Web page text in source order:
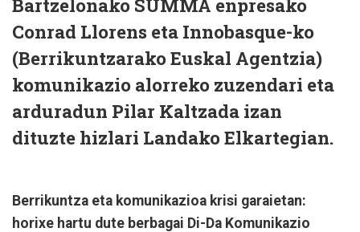
Bartzelonako SUMMA enpresako
Conrad Llorens eta Innobasque-ko
(Berrikuntzarako Euskal Agentzia)
komunikazio alorreko zuzendari eta
arduradun Pilar Kaltzada izan
dituzte hizlari Landako Elkartegian.
Berrikuntza eta komunikazioa krisi garaietan:
horixe hartu dute berbagai Di-Da Komunikazio